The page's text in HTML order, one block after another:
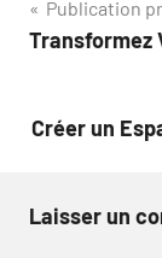
de
Publication
Transformez
Créer un
Laisser un